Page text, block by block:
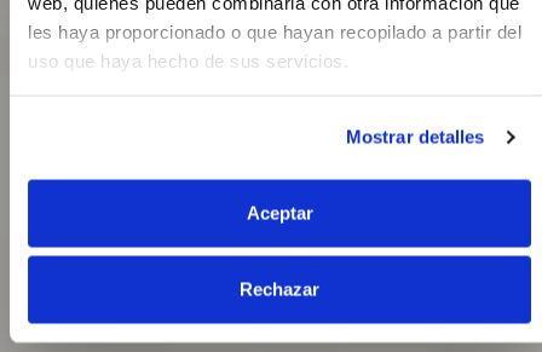
les haya proporcionado o que hayan recopilado a partir del
uso que haya hecho de sus servicios.
Mostrar detalles
Aceptar
Rechazar